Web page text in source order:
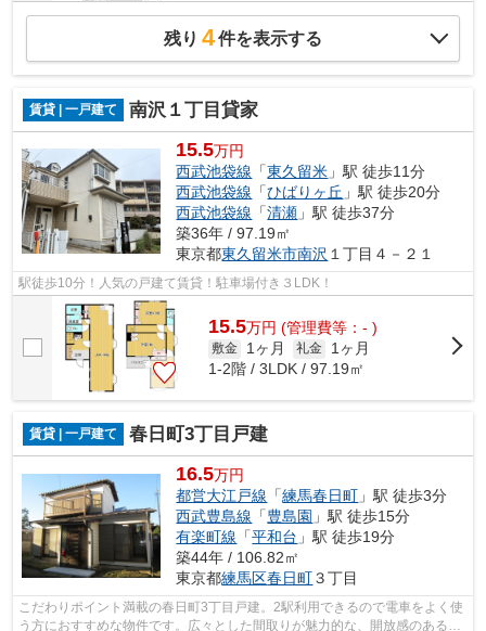
残り 4件を表示する
賃貸 | 一戸建て 南沢１丁目貸家
15.5万円
西武池袋線 「東久留米 」駅 徒歩11分
西武池袋線 「ひばりヶ丘 」駅 徒歩20分
西武池袋線 「清瀬 」駅 徒歩37分
築36年 / 97.19㎡
東京都東久留米市南沢 １丁目４－２１
駅徒歩10分！人気の戸建て賃貸！駐車場付き３LDK！
15.5万円 (管理費等：- )
敷金 1ヶ月 礼金
1ヶ月
1-2階 / 3LDK / 97.19㎡
賃貸 | 一戸建て 春日町3丁目戸建
16.5万円
都営大江戸線 「練馬春日町 」駅 徒歩3分
西武豊島線 「豊島園 」駅 徒歩15分
有楽町線 「平和台 」駅 徒歩19分
築44年 / 106.82㎡
東京都練馬区春日町３丁目
こだわりポイント満載の春日町3丁目戸建。2駅利用できるので電車をよく使
う方におすすめな物件です。広々とした間取りが魅力的な、開放感のある一